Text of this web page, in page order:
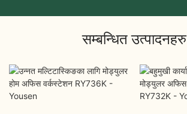
सम्बन्धित उत्पादनहरु